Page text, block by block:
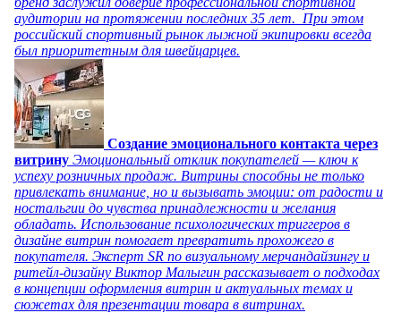
аудитории на протяжении последних 35 лет. При этом
российский спортивный рынок лыжной экипировки всегда
был приоритетным для швейцарцев.
Создание эмоционального контакта через
витрину Эмоциональный отклик покупателей — ключ к
успеху розничных продаж. Витрины способны не только
привлекать внимание, но и вызывать эмоции: от радости и
ностальгии до чувства принадлежности и желания
обладать. Использование психологических триггеров в
дизайне витрин помогает превратить прохожего в
покупателя. Эксперт SR по визуальному мерчандайзингу и
ритейл-дизайну Виктор Малыгин рассказывает о подходах
в концепции оформления витрин и актуальных темах и
сюжетах для презентации товара в витринах.